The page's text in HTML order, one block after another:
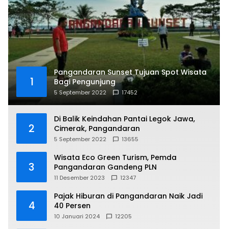
1
Pangandaran Sunset Tujuan Spot Wisata
Bagi Pengunjung
5 September 2022 17452
2
Di Balik Keindahan Pantai Legok Jawa,
Cimerak, Pangandaran
5 September 2022 13655
3
Wisata Eco Green Turism, Pemda
Pangandaran Gandeng PLN
11 Desember 2023 12347
4
Pajak Hiburan di Pangandaran Naik Jadi
40 Persen
10 Januari 2024 12205